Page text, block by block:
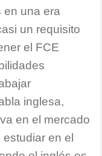
en una era
un requisito
el FCE
inglesa,
en el mercado
en el